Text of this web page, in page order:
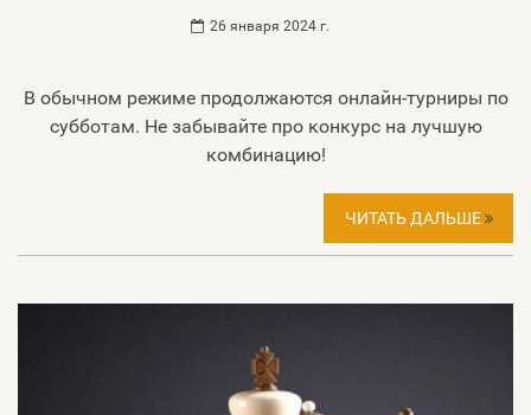
26 января 2024 г.
В обычном режиме продолжаются онлайн-турниры по
субботам. Не забывайте про конкурс на лучшую
комбинацию!
ЧИТАТЬ ДАЛЬШЕ